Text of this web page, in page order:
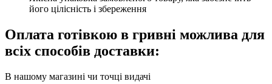
його цілісність і збереження
Оплата готівкою в гривні можлива для
всіх способів доставки:
В нашому магазині чи точці видачі